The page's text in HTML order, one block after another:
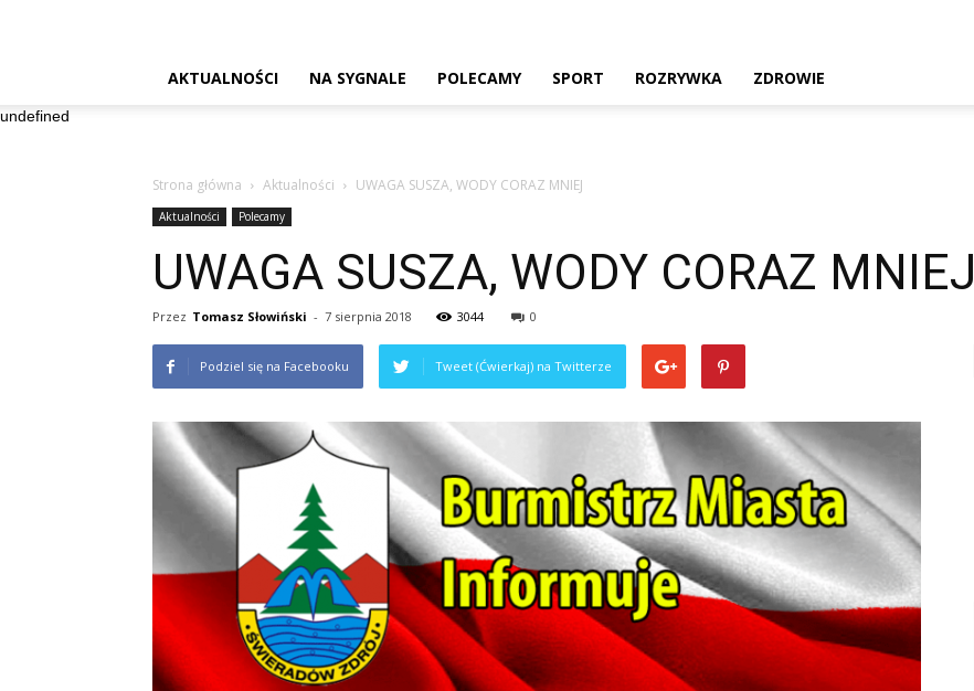
informacji
AKTUALNOŚCI NA SYGNALE POLECAMY SPORT ROZRYWKA ZDROWIE
undefined
Strona główna Aktualności UWAGA SUSZA, WODY CORAZ MNIEJ
Aktualności Polecamy
UWAGA SUSZA, WODY CORAZ MNIEJ
Przez Tomasz Słowiński - 7 sierpnia 2018 3044 0
Podziel się na Facebooku Tweet (Ćwierkaj) na Twitterze